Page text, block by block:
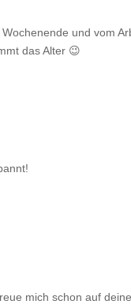
und vom
das Alter 😉
mich schon auf